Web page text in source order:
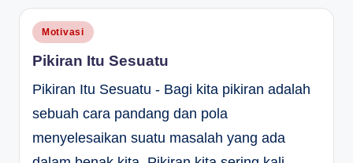
Posted
in
Motivasi
Pikiran Itu Sesuatu
Pikiran Itu Sesuatu - Bagi kita pikiran adalah
sebuah cara pandang dan pola
menyelesaikan suatu masalah yang ada